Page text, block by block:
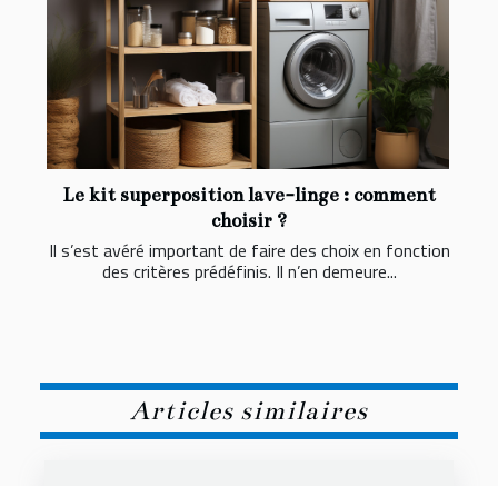
Le kit superposition lave-linge : comment
choisir ?
Il s’est avéré important de faire des choix en fonction
des critères prédéfinis. Il n’en demeure...
Articles similaires